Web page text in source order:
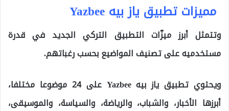
مميزات تطبيق ياز بيه Yazbee
وتتمثل أبرز ميزّات التطبيق التركي الجديد في قدرة
مستخدميه على تصنيف المواضيع بحسب رغباتهم.
ويحتوي تطبيق ياز بيه Yazbee على 24 موضوعا مختلفا،
أبرزها الأخبار، والشباب، والرياضة، والسياسة، والموسيقى،